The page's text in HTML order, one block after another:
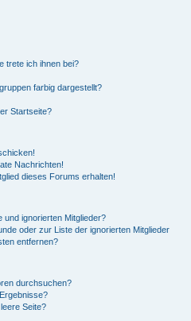
V
d
e
o
trete ich ihnen bei?
farbig dargestellt?
Startseite?
Nachrichten!
dieses Forums erhalten!
und ignorierten Mitglieder?
oder zur Liste der ignorierten Mitglieder
entfernen?
durchsuchen?
Seite?